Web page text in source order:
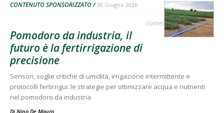
CONTENUTO SPONSORIZZATO 30 Giugno 2026
contenuto sponsorizzato
Pomodoro da industria, il
futuro è la fertirrigazione di
precisione
Sensori, soglie critiche di umidità, irrigazione intermittente e
protocolli fertirrigui: le strategie per ottimizzare acqua e nutrienti
nel pomodoro da industria
Di Nino De Mauro